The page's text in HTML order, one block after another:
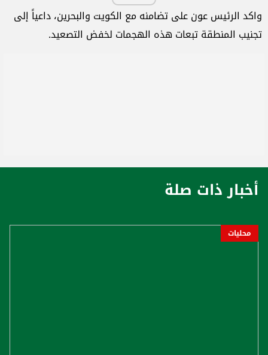
واكد الرئيس عون على تضامنه مع الكويت والبحرين، داعياً إلى
تجنيب المنطقة تبعات هذه الهجمات لخفض التصعيد.
أخبار ذات صلة
محليات